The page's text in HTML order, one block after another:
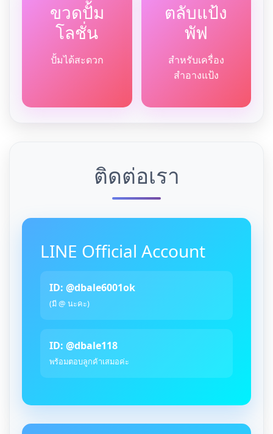
ขวดปั้ม
โลชั่น
ปั้มได้สะดวก
ตลับแป้ง
พัฟ
สำหรับเครื่อง
สำอางแป้ง
ติดต่อเรา
LINE Official Account
ID: @dbale6001ok
(มี @ นะคะ)
ID: @dbale118
พร้อมตอบลูกค้าเสมอค่ะ